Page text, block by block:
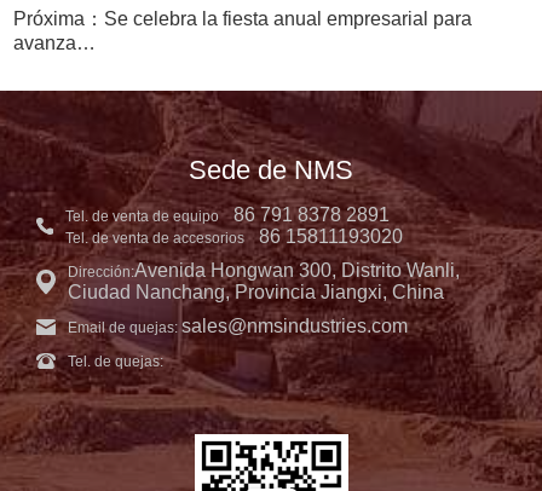
Próxima：Se celebra la fiesta anual empresarial para
avanza…
Sede de NMS
Tel. de venta de equipo 86 791 8378 2891
Tel. de venta de accesorios 86 15811193020
Dirección:Avenida Hongwan 300, Distrito Wanli,
Ciudad Nanchang, Provincia Jiangxi, China
Email de quejas: sales@nmsindustries.com
Tel. de quejas: